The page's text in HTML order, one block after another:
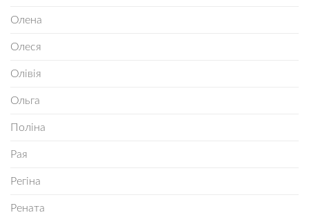
Олена
Олеся
Олівія
Ольга
Поліна
Рая
Регіна
Рената